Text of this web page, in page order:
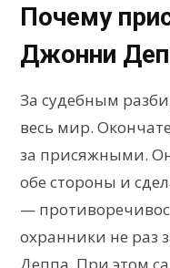
Почему
Джонни
За судебным
весь мир.
за присяжными.
обе стороны и
—
охранники не раз